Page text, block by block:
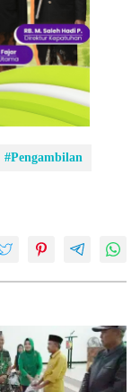
#Pengambilan